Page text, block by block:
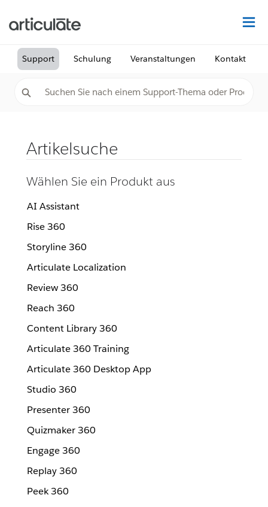
Support Schulung Veranstaltungen Kontakt
Artikelsuche
Wählen Sie ein Produkt aus
AI Assistant
Rise 360
Storyline 360
Articulate Localization
Review 360
Reach 360
Content Library 360
Articulate 360 Training
Articulate 360 Desktop App
Studio 360
Presenter 360
Quizmaker 360
Engage 360
Replay 360
Peek 360